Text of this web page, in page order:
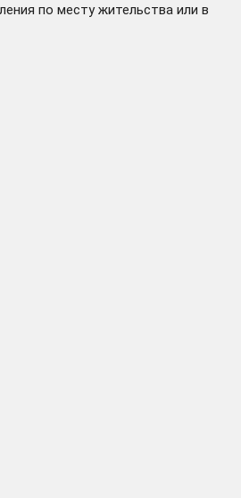
по месту жительства или в